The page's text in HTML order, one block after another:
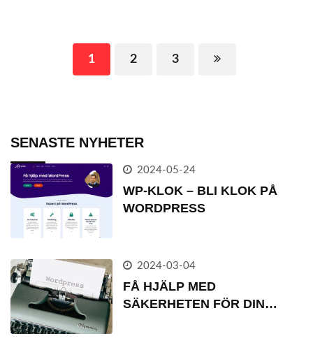
1 2 3
SENASTE NYHETER
2024-05-24
WP-KLOK – BLI KLOK PÅ
WORDPRESS
2024-03-04
FÅ HJÄLP MED
SÄKERHETEN FÖR DIN